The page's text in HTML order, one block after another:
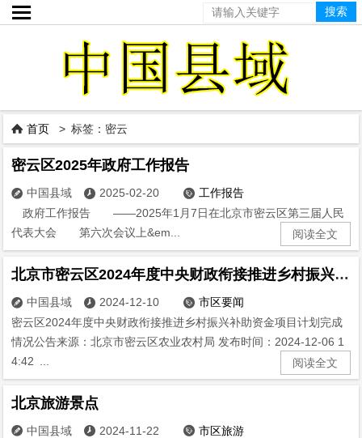

 首页 > 标签：密云
密云区2025年政府工作报告
 中国县域  2025-02-20  工作报告
政府工作报告 ——2025年1月7日在北京市密云区第三届人民
代表大会 第六次会议上&em...
阅读全文
北京市密云区2024年度中央财政衔接推进乡村振兴补助资金项目计划完成情况公告
 中国县域  2024-12-10  市区要闻
密云区2024年度中央财政衔接推进乡村振兴补助资金项目计划完成
情况公告来源：北京市密云区农业农村局 发布时间：2024-12-06 1
4:42 ...
阅读全文
北京旅游景点
 中国县域  2024-11-22  市区旅游